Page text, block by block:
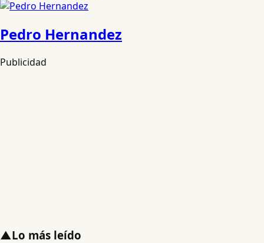
Pedro Hernandez
Publicidad
▲Lo más leído